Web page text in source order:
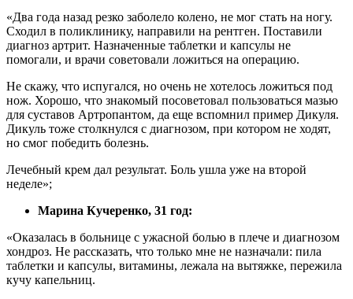
«Два года назад резко заболело колено, не мог стать на ногу.
Сходил в поликлинику, направили на рентген. Поставили
диагноз артрит. Назначенные таблетки и капсулы не
помогали, и врачи советовали ложиться на операцию.
Не скажу, что испугался, но очень не хотелось ложиться под
нож. Хорошо, что знакомый посоветовал пользоваться мазью
для суставов Артропантом, да еще вспомнил пример Дикуля.
Дикуль тоже столкнулся с диагнозом, при котором не ходят,
но смог победить болезнь.
Лечебный крем дал результат. Боль ушла уже на второй
неделе»;
Марина Кучеренко, 31 год:
«Оказалась в больнице с ужасной болью в плече и диагнозом
хондроз. Не рассказать, что только мне не назначали: пила
таблетки и капсулы, витамины, лежала на вытяжке, пережила
кучу капельниц.